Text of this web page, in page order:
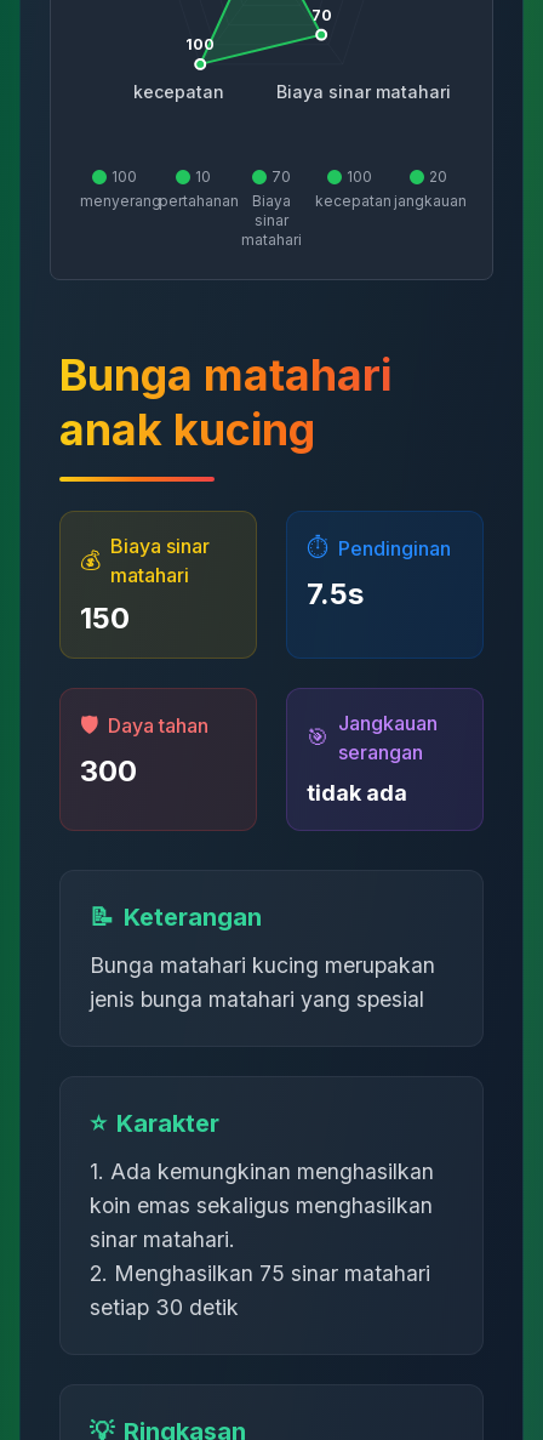
Biaya sinar matahari
kecepatan
70
100
100
menyerang
10
pertahanan
70
Biaya
sinar
matahari
100
kecepatan
20
jangkauan
Bunga matahari
anak kucing
💰
Biaya sinar
matahari
150
⏱️ Pendinginan
7.5s
🛡️ Daya tahan
300
🎯
Jangkauan
serangan
tidak ada
📝 Keterangan
Bunga matahari kucing merupakan
jenis bunga matahari yang spesial
⭐ Karakter
1. Ada kemungkinan menghasilkan
koin emas sekaligus menghasilkan
sinar matahari.
2. Menghasilkan 75 sinar matahari
setiap 30 detik
💡 Ringkasan